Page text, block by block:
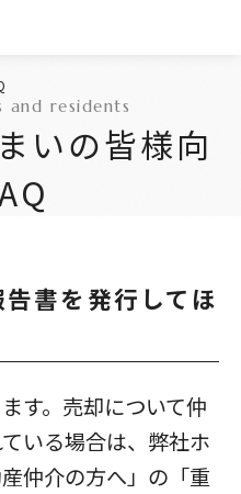
ービス
一覧
and residents
いの皆様向
書を発行してほ
す。売却について仲
いる場合は、弊社ホ
仲介の方へ」の「重